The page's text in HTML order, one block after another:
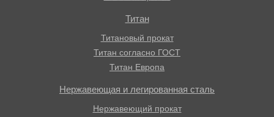
Титан
Титановый прокат
Титан согласно ГОСТ
Титан Европа
Нержавеющая и легированная сталь
Нержавеющий прокат